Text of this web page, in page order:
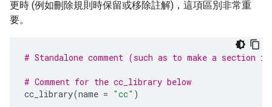
更時 (例如刪除規則時保留或移除註解)，這項區別非常重
要。
# Standalone comment (such as to make a section
# Comment for the cc_library below
cc_library(name = "cc" )